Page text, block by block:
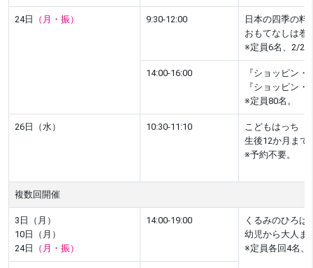
24日 （月・振） 9:30-12:00
日本の四季の料
おもてなしは巻
※定員6名、2/22
14:00-16:00
『ショッピン
『ショッピン
※定員80名。
26日（水） 10:30-11:10
こどもはっち
生後12か月まで
※予約不要。
複数回開催
3日（月）
10日（月）
24日
（月・振）
14:00-19:00
くるみのひろば
幼児から大人ま
※定員各回4名、